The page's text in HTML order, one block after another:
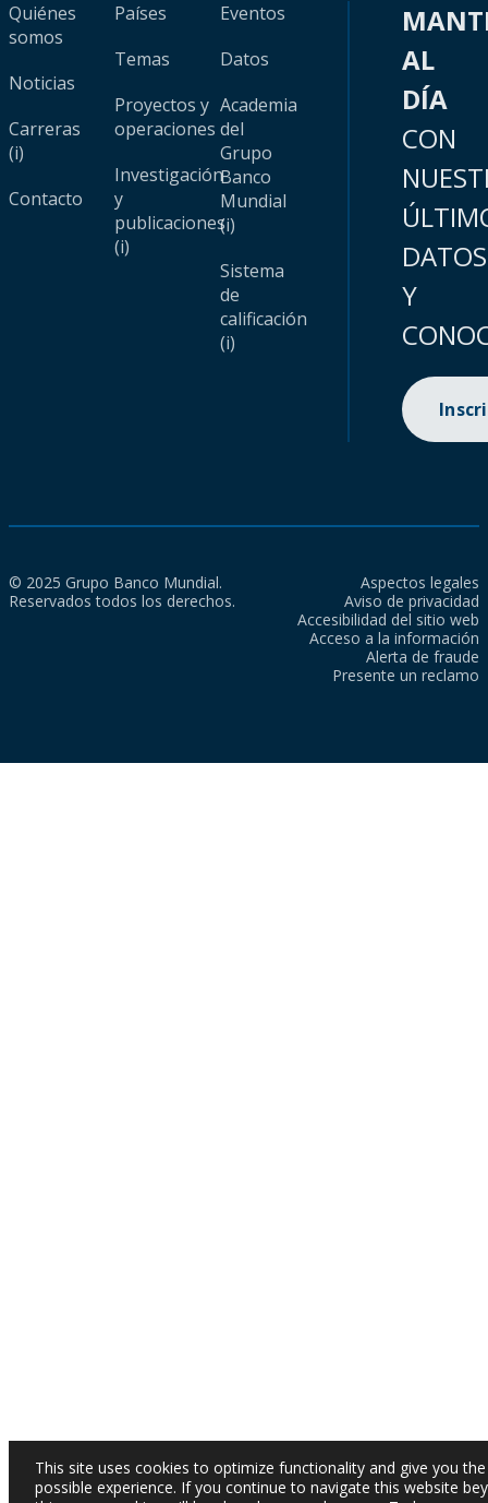
Quiénes
somos
Noticias
Carreras
(i)
Contacto
Países
Temas
Proyectos y
operaciones
Investigación
y
publicaciones
(i)
Eventos
Datos
Academia
del
Grupo
Banco
Mundial
(i)
Sistema
de
calificación
(i)
AL
DÍA
CON
DATOS
Y
© 2025 Grupo Banco Mundial.
Reservados todos los derechos.
Aspectos legales
Aviso de privacidad
Accesibilidad del sitio web
Acceso a la información
Alerta de fraude
Presente un reclamo
This site uses cookies to optimize functionality and give you
possible experience. If you continue to navigate this website